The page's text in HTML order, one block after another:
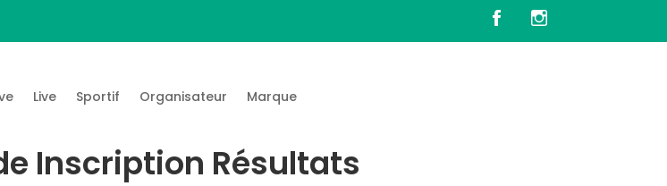
Live Sportif Organisateur Marque
Inscription Résultats